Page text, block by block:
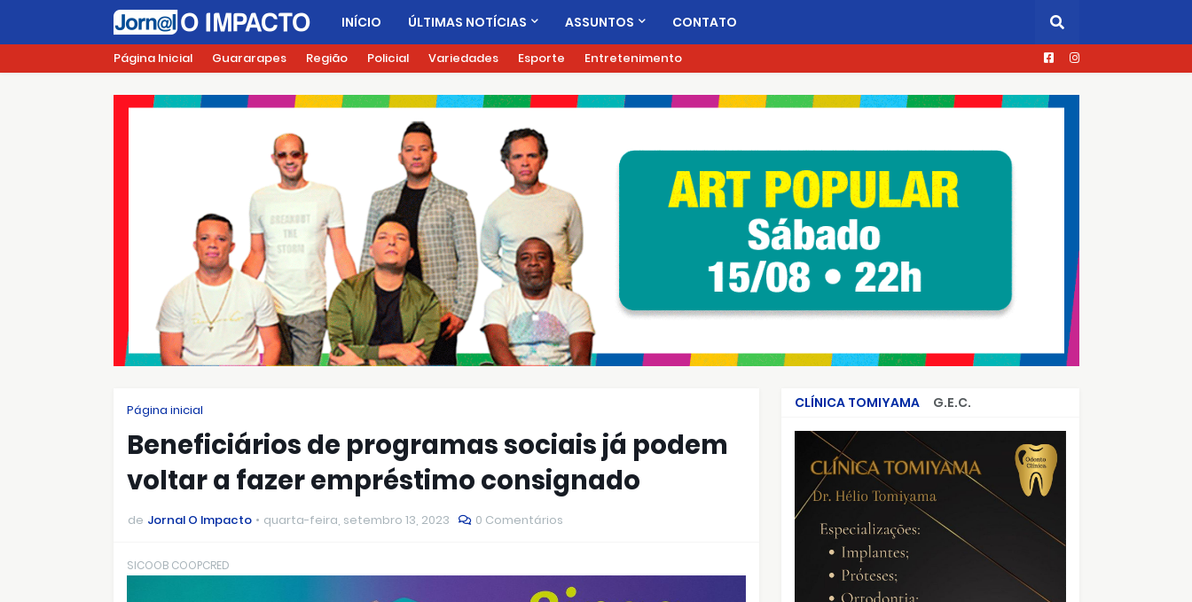
INÍCIO ÚLTIMAS NOTÍCIAS ASSUNTOS CONTATO
Página Inicial Guararapes Região Policial Variedades Esporte Entretenimento
Página inicial
Beneficiários de programas sociais já podem
voltar a fazer empréstimo consignado
de Jornal O Impacto quarta-feira, setembro 13, 2023 0 Comentários
SICOOB COOPCRED
CLÍNICA TOMIYAMA
G.E.C.
CRIMES QUE ABALARAM O BRASIL